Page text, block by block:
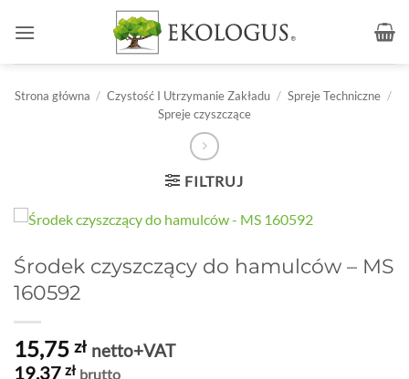
Strona główna / Czystość I Utrzymanie Zakładu / Spreje Techniczne /
Spreje czyszczące
FILTRUJ
Środek czyszczący do hamulców – MS
160592
15,75 zł netto+VAT
19,37 zł brutto